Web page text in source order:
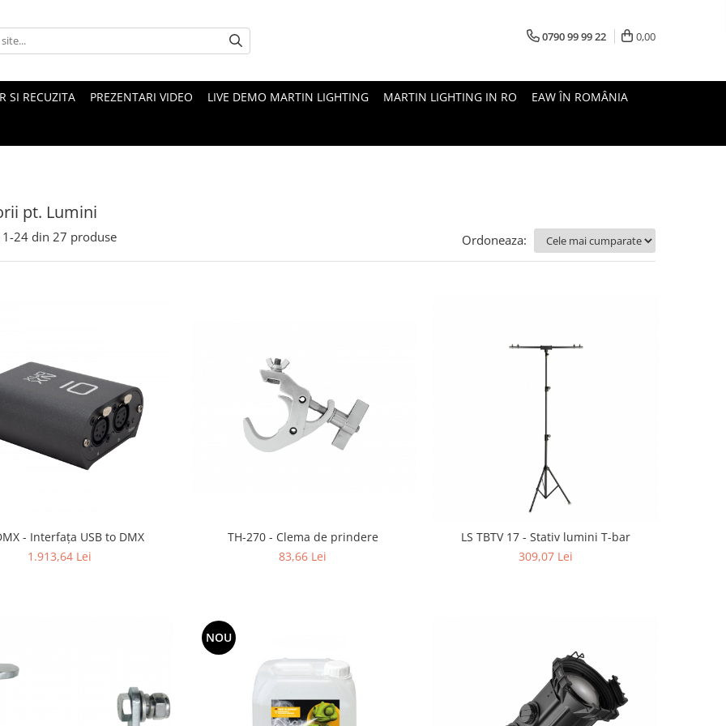
0790 99 99 22 0,00
SI RECUZITA PREZENTARI VIDEO LIVE DEMO MARTIN LIGHTING MARTIN LIGHTING IN RO EAW ÎN ROMÂNIA
pt. Lumini
1-24 din 27 produse Ordoneaza:
- Interfața USB to DMX
1.913,64 Lei
TH-270 - Clema de prindere
83,66 Lei
LS TBTV 17 - Stativ lumini T-bar
309,07 Lei
NOU